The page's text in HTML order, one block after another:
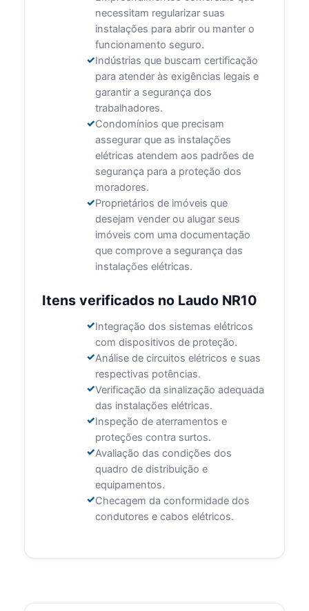
necessitam regularizar suas
instalações para abrir ou manter o
funcionamento seguro.
Indústrias que buscam certificação
para atender às exigências legais e
garantir a segurança dos
trabalhadores.
Condomínios que precisam
assegurar que as instalações
elétricas atendem aos padrões de
segurança para a proteção dos
moradores.
Proprietários de imóveis que
desejam vender ou alugar seus
imóveis com uma documentação
que comprove a segurança das
instalações elétricas.
Itens verificados no Laudo NR10
Integração dos sistemas elétricos
com dispositivos de proteção.
Análise de circuitos elétricos e suas
respectivas potências.
Verificação da sinalização adequada
das instalações elétricas.
Inspeção de aterramentos e
proteções contra surtos.
Avaliação das condições dos
quadro de distribuição e
equipamentos.
Checagem da conformidade dos
condutores e cabos elétricos.